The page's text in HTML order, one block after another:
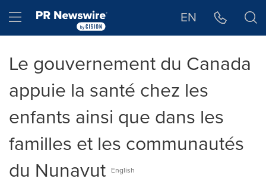
Hamburger menu EN
Le gouvernement du Canada
appuie la santé chez les
enfants ainsi que dans les
familles et les communautés
du Nunavut English